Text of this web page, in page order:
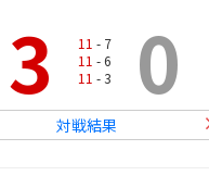
3 11 - 7
11 - 6
11 - 3 0
対戦結果